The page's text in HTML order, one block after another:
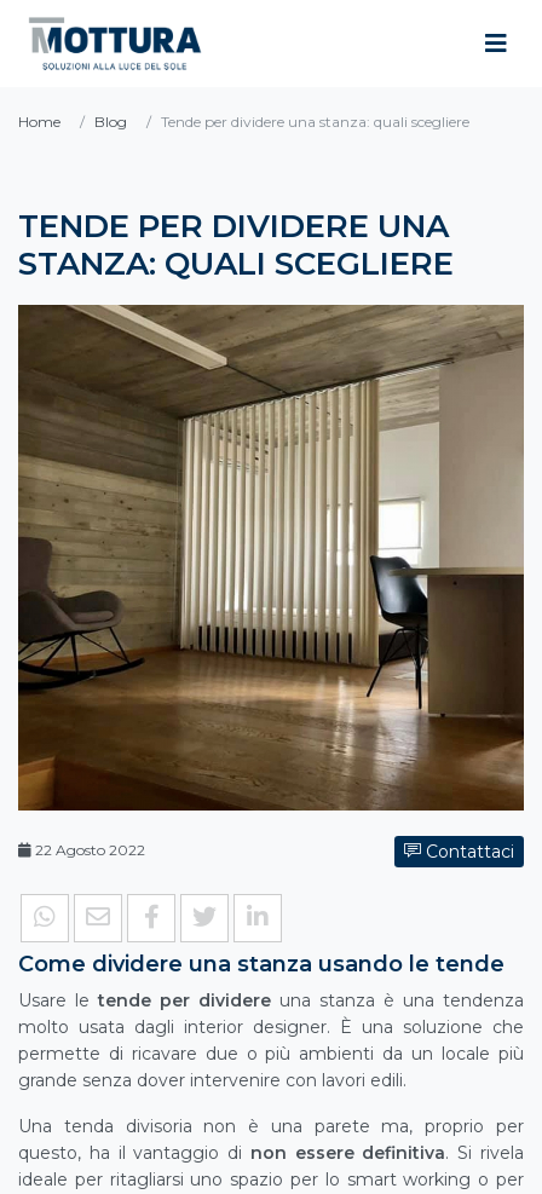
Home Blog Tende per dividere una stanza: quali scegliere
TENDE PER DIVIDERE UNA
STANZA: QUALI SCEGLIERE
22 Agosto 2022 Contattaci
Come dividere una stanza usando le tende
Usare letende per dividere una stanza è una tendenza
molto usata dagli interior designer. È una soluzione che
permette di ricavare due o più ambienti da un locale più
grande senza dover intervenire con lavori edili.
Una tenda divisoria non è una parete ma, proprio per
questo, ha il vantaggio di non essere definitiva. Si rivela
ideale per ritagliarsi uno spazio per lo smart working o per